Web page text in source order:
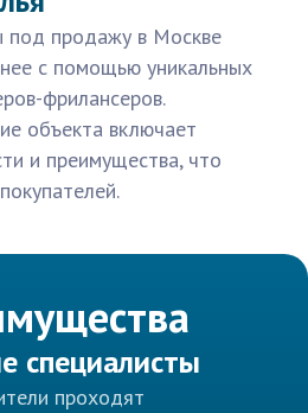
под продажу в Москве
с помощью уникальных
фрилансеров.
объекта включает
и преимущества, что
специалисты
проходят